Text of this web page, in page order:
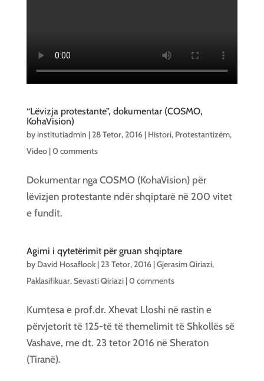
“Lëvizja protestante”, dokumentar (COSMO,
KohaVision)
byinstitutiadmin |28 Tetor, 2016| Histori, Protestantizëm,
Video|0 comments
Dokumentar nga COSMO (KohaVision) për
lëvizjen protestante ndër shqiptarë në 200 vitet
e fundit.
Agimi i qytetërimit për gruan shqiptare
by David Hosaflook|23 Tetor, 2016|Gjerasim Qiriazi,
Paklasifikuar,Sevasti Qiriazi|0 comments
Kumtesa e prof.dr. Xhevat Lloshi në rastin e
përvjetorit të 125-të të themelimit të Shkollës së
Vashave, me dt. 23 tetor 2016 në Sheraton
(Tiranë).